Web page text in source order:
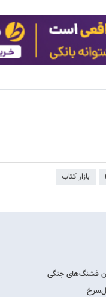
بازار کتاب
فشنگ‌های جنگی